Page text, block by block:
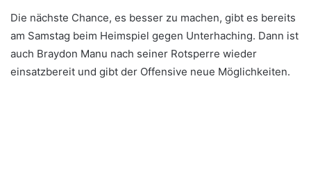
Die nächste Chance, es besser zu machen, gibt es bereits
am Samstag beim Heimspiel gegen Unterhaching. Dann ist
auch Braydon Manu nach seiner Rotsperre wieder
einsatzbereit und gibt der Offensive neue Möglichkeiten.